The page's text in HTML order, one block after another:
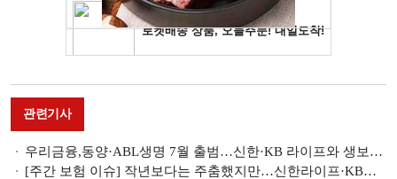
관련기사
우리금융,동양·ABL생명 7월 출범…신한·KB 라이프와 생보회사 3파전
[주간 보험 이슈] 작년보다는 주춤했지만…신한라이프·KB손해보험·KB라이프 등 금융지주계 보험사 순익 선방 外